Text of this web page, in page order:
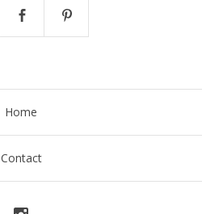
Home
Contact